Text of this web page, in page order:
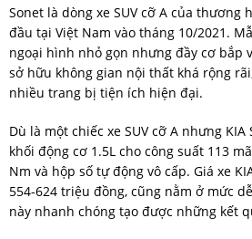
Sonet là dòng xe SUV cỡ A của thương
đầu tại Việt Nam vào tháng 10/2021.
ngoại hình nhỏ gọn nhưng đầy cơ bắp
sở hữu không gian nội thất khá rộng
nhiều trang bị tiện ích hiện đại.
Dù là một chiếc xe SUV cỡ A nhưng
khối động cơ 1.5L cho công suất 113
Nm và hộp số tự động vô cấp. Giá xe
554-624 triệu đồng, cũng nằm ở mức
này nhanh chóng tạo được những kết